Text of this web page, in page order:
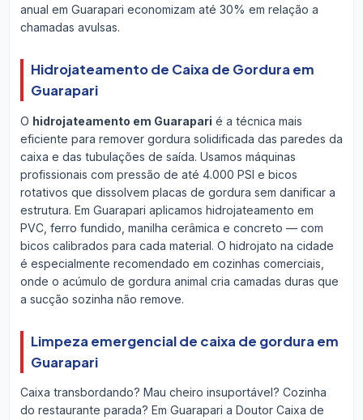
anual em Guarapari economizam até 30% em relação a
chamadas avulsas.
Hidrojateamento de Caixa de Gordura em
Guarapari
O hidrojateamento em Guarapari é a técnica mais
eficiente para remover gordura solidificada das paredes da
caixa e das tubulações de saída. Usamos máquinas
profissionais com pressão de até 4.000 PSI e bicos
rotativos que dissolvem placas de gordura sem danificar a
estrutura. Em Guarapari aplicamos hidrojateamento em
PVC, ferro fundido, manilha cerâmica e concreto — com
bicos calibrados para cada material. O hidrojato na cidade
é especialmente recomendado em cozinhas comerciais,
onde o acúmulo de gordura animal cria camadas duras que
a sucção sozinha não remove.
Limpeza emergencial de caixa de gordura em
Guarapari
Caixa transbordando? Mau cheiro insuportável? Cozinha
do restaurante parada? Em Guarapari a Doutor Caixa de